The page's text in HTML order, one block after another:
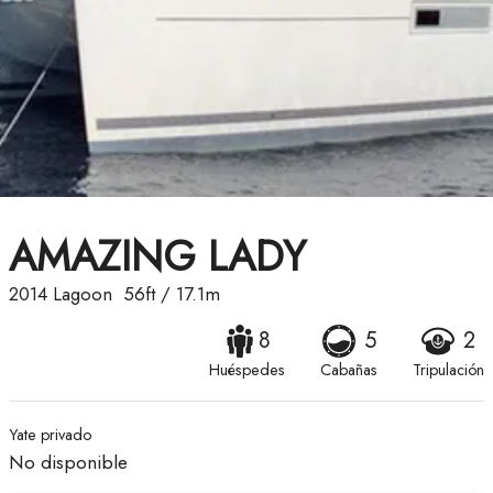
AMAZING LADY
2014 Lagoon 56ft/ 17.1m
8
Huéspedes
5
Cabañas
2
Tripulación
Yate privado
No disponible